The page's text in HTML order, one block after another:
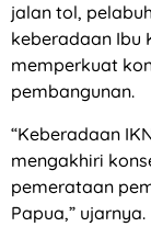
jalan tol,
keberadaan Ibu
memperkuat
pembangunan.
“Keberadaan
mengakhiri
pemerataan
Papua,” ujarnya.